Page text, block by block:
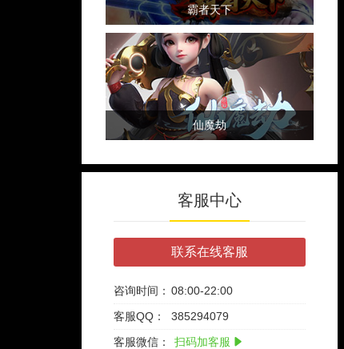
霸者天下
仙魔劫
客服中心
联系在线客服
咨询时间： 08:00-22:00
客服QQ：
385294079
客服微信：
扫码加客服